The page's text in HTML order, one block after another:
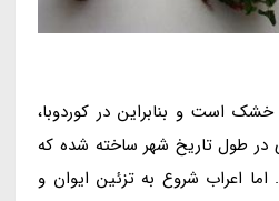
است و بنابراین در کوردوبا،
در طول تاریخ شهر ساخته شده که
اعراب شروع به تزئین ایوان و